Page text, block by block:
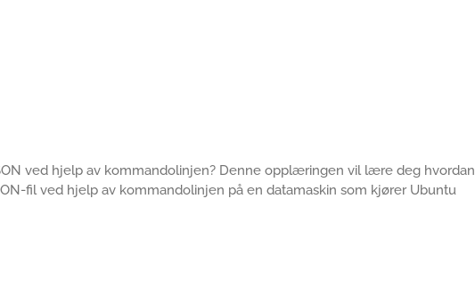
ved hjelp av kommandolinjen? Denne opplæringen vil lære deg hvordan
fil ved hjelp av kommandolinjen på en datamaskin som kjører Ubuntu